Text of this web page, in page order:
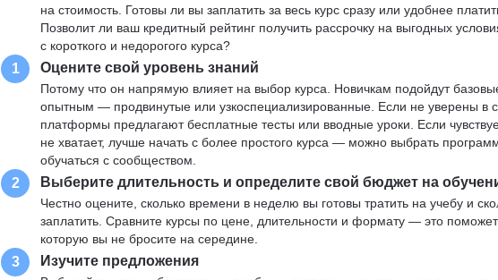
на стоимость. Готовы ли вы заплатить за весь курс сразу или удобнее
Позволит ли ваш кредитный рейтинг получить рассрочку на выгодных
с короткого и недорогого курса?
1 Оцените свой уровень знаний
Потому что он напрямую влияет на выбор курса. Новичкам подойдут
опытным — продвинутые или узкоспециализированные. Если не уверены в
платформы предлагают бесплатные тесты или вводные уроки. Если
не хватает, лучше начать с более простого курса — можно выбрать
обучаться с сообществом.
2 Выберите длительность и определите свой бюджет на
Честно оцените, сколько времени в неделю вы готовы тратить на учебу и
заплатить. Сравните курсы по цене, длительности и формату — это
которую вы не бросите на середине.
3 Изучите предложения